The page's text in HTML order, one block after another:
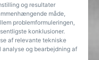
og resultater
måde,
problemformuleringen,
konklusioner.
af relevante tekniske
analyse og bearbejdning af